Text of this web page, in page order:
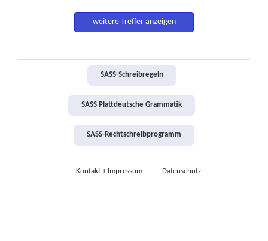
weitere Treffer anzeigen
SASS-Schreibregeln
SASS Plattdeutsche Grammatik
SASS-Rechtschreibprogramm
Kontakt + Impressum Datenschutz